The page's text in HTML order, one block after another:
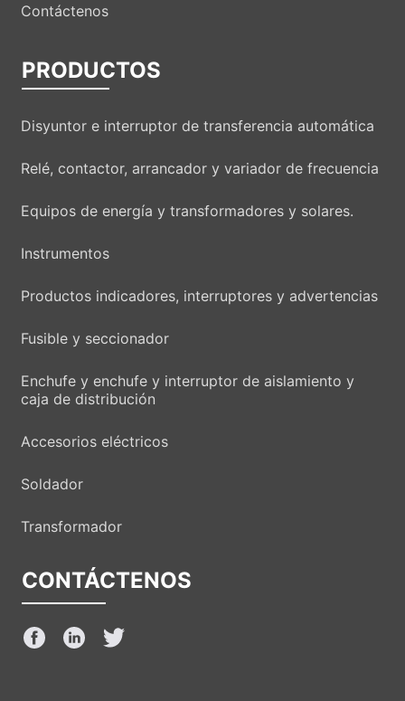
Contáctenos
PRODUCTOS
Disyuntor e interruptor de transferencia automática
Relé, contactor, arrancador y variador de frecuencia
Equipos de energía y transformadores y solares.
Instrumentos
Productos indicadores, interruptores y advertencias
Fusible y seccionador
Enchufe y enchufe y interruptor de aislamiento y
caja de distribución
Accesorios eléctricos
Soldador
Transformador
CONTÁCTENOS